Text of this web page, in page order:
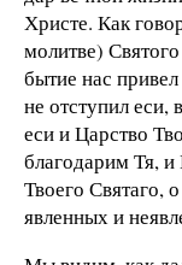
Христе. Как
молитве)
бытие нас
не отступил еси,
еси и Царство
благодарим Тя,
Твоего Святаго,
явленных и